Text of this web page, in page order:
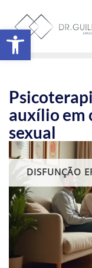
Abrir a barra de
auxílio em
sexual
DISFUNÇÃO